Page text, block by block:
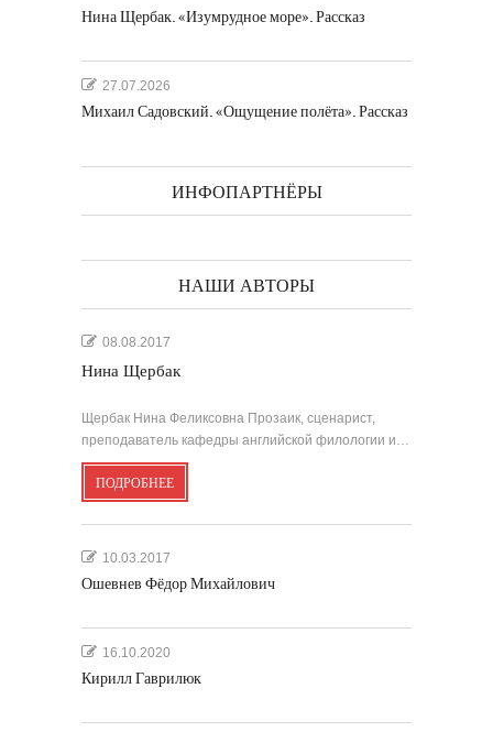
Нина Щербак. «Изумрудное море». Рассказ
27.07.2026
Михаил Садовский. «Ощущение полёта». Рассказ
ИНФОПАРТНЁРЫ
НАШИ АВТОРЫ
08.08.2017
Нина Щербак
Щербак Нина Феликсовна Прозаик, сценарист,
преподаватель кафедры английской филологии и…
ПОДРОБНЕЕ
10.03.2017
Ошевнев Фёдор Михайлович
16.10.2020
Кирилл Гаврилюк